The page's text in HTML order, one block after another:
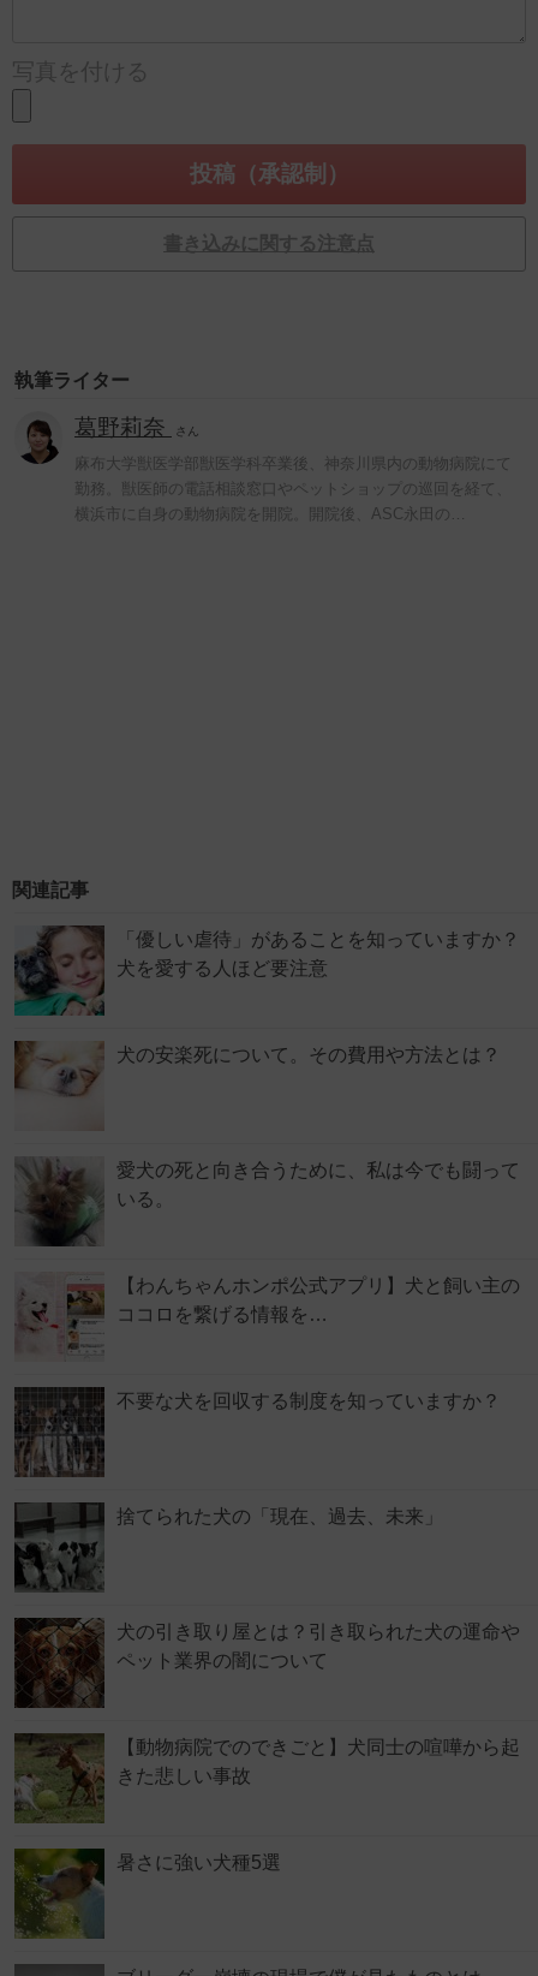
写真を付ける
書き込みに関する注意点
執筆ライター
葛野莉奈 さん
麻布大学獣医学部獣医学科卒業後、神奈川県内の動物病院にて
勤務。獣医師の電話相談窓口やペットショップの巡回を経て、
横浜市に自身の動物病院を開院。開院後、ASC永田の…
関連記事
「優しい虐待」があることを知っていますか？
犬を愛する人ほど要注意
犬の安楽死について。その費用や方法とは？
愛犬の死と向き合うために、私は今でも闘って
いる。
【わんちゃんホンポ公式アプリ】犬と飼い主の
ココロを繋げる情報を…
不要な犬を回収する制度を知っていますか？
捨てられた犬の「現在、過去、未来」
犬の引き取り屋とは？引き取られた犬の運命や
ペット業界の闇について
【動物病院でのできごと】犬同士の喧嘩から起
きた悲しい事故
暑さに強い犬種5選